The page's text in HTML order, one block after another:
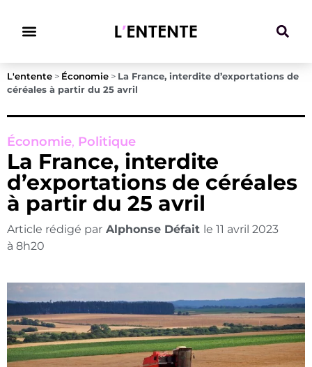
L'entente > Économie > La France, interdite d’exportations de
céréales à partir du 25 avril
Économie, Politique
La France, interdite
d’exportations de céréales
à partir du 25 avril
Article rédigé par Alphonse Défait le 11 avril 2023
à 8h20